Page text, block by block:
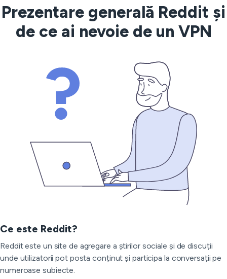
Prezentare generală Reddit și
de ce ai nevoie de un VPN
Ce este Reddit?
Reddit este un site de agregare a știrilor sociale și de discuții
unde utilizatorii pot posta conținut și participa la conversații pe
numeroase subiecte.